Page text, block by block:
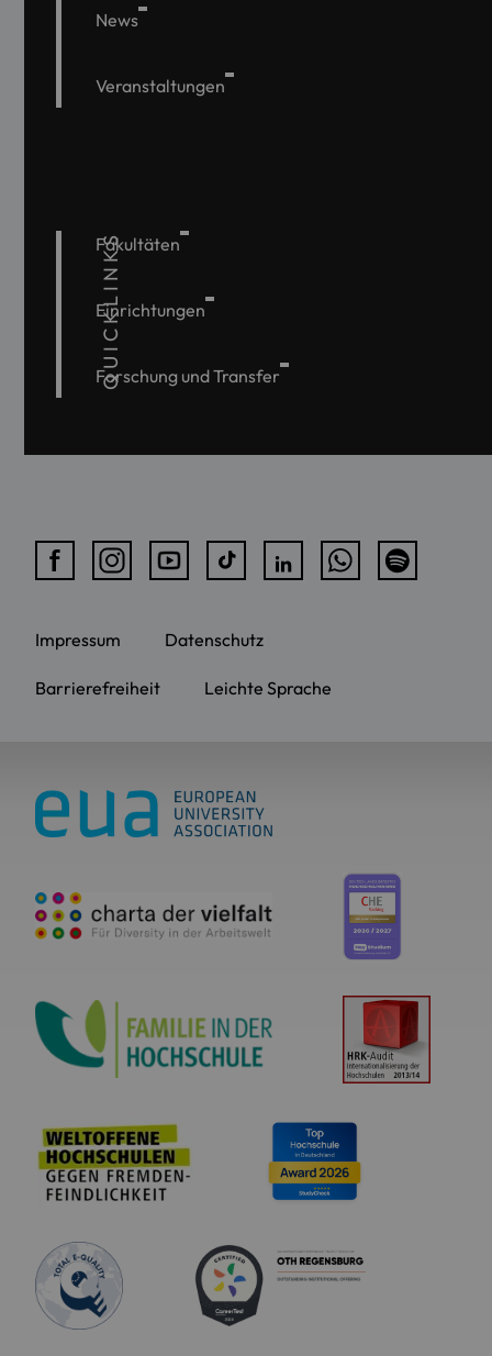
News
Veranstaltungen
QUICKLINKS
Fakultäten
Einrichtungen
Forschung und Transfer
Impressum Datenschutz
Barrierefreiheit Leichte Sprache